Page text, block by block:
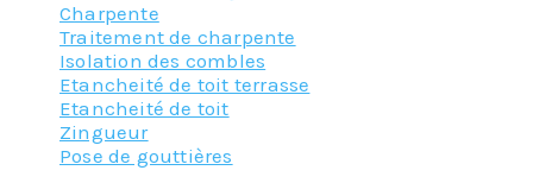
Charpente
Traitement de charpente
Isolation des combles
Etancheité de toit terrasse
Etancheité de toit
Zingueur
Pose de gouttières